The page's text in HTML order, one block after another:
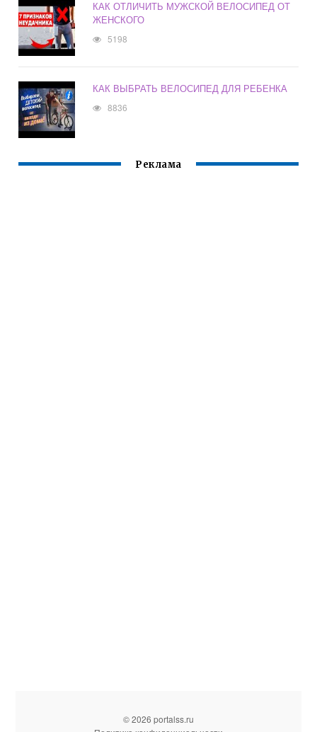
КАК ОТЛИЧИТЬ МУЖСКОЙ ВЕЛОСИПЕД ОТ
ЖЕНСКОГО
5198
КАК ВЫБРАТЬ ВЕЛОСИПЕД ДЛЯ РЕБЕНКА
8836
Реклама
© 2026 portalss.ru